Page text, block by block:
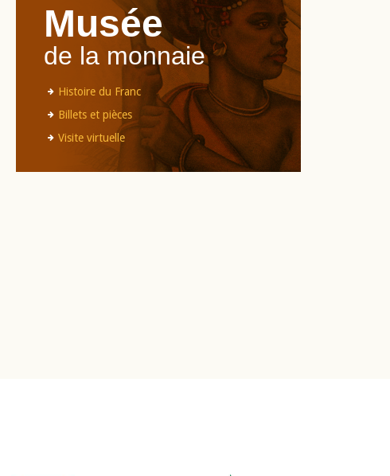
Musée
de la monnaie
Histoire du Franc
Billets et pièces
Visite virtuelle